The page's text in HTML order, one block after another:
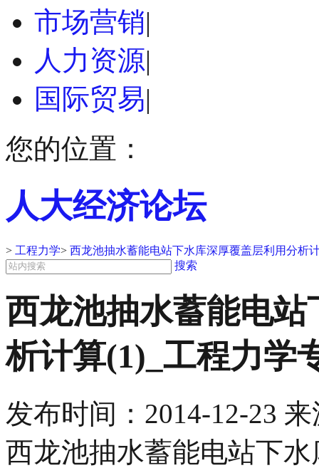
市场营销|
人力资源|
国际贸易|
您的位置：
人大经济论坛
> 工程力学> 西龙池抽水蓄能电站下水库深厚覆盖层利用分析
搜索
西龙池抽水蓄能电
析计算(1)_工程力学
发布时间： 2014-12-23 来
西龙池抽水蓄能电站下